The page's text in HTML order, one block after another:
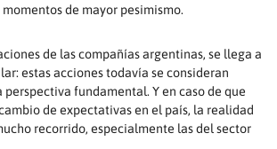
de mayor pesimismo.
de las compañías argentinas, se llega a
estas acciones todavía se consideran
perspectiva fundamental. Y en caso de que
de expectativas en el país, la realidad
recorrido, especialmente las del sector